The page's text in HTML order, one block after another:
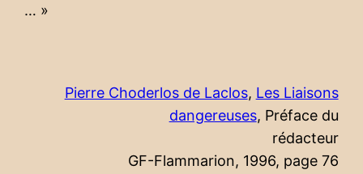
… »
Pierre Choderlos de Laclos, Les Liaisons
dangereuses, Préface du
rédacteur
GF-Flammarion, 1996, page 76